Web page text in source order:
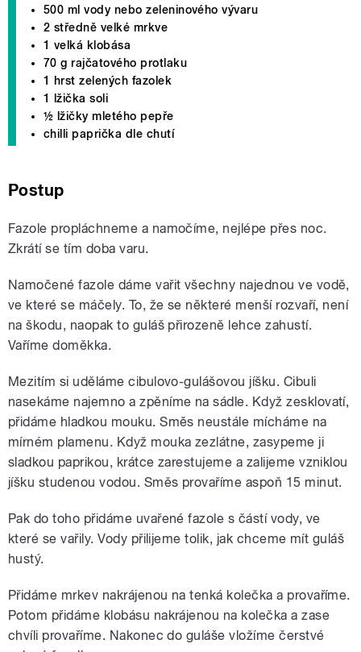
500 ml vody nebo zeleninového vývaru
2 středně velké mrkve
1 velká klobása
70 g rajčatového protlaku
1 hrst zelených fazolek
1 lžička soli
½ lžičky mletého pepře
chilli paprička dle chutí
Postup
Fazole propláchneme a namočíme, nejlépe přes noc.
Zkrátí se tím doba varu.
Namočené fazole dáme vařit všechny najednou ve vodě,
ve které se máčely. To, že se některé menší rozvaří, není
na škodu, naopak to guláš přirozeně lehce zahustí.
Vaříme doměkka.
Mezitím si uděláme cibulovo-gulášovou jíšku. Cibuli
nasekáme najemno a zpěníme na sádle. Když zesklovatí,
přidáme hladkou mouku. Směs neustále mícháme na
mírném plamenu. Když mouka zezlátne, zasypeme ji
sladkou paprikou, krátce zarestujeme a zalijeme vzniklou
jíšku studenou vodou. Směs provaříme aspoň 15 minut.
Pak do toho přidáme uvařené fazole s částí vody, ve
které se vařily. Vody přilijeme tolik, jak chceme mít guláš
hustý.
Přidáme mrkev nakrájenou na tenká kolečka a provaříme.
Potom přidáme klobásu nakrájenou na kolečka a zase
chvíli provaříme. Nakonec do guláše vložíme čerstvé